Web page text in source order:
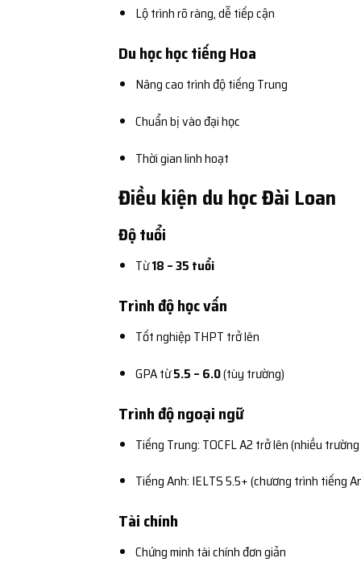
Lộ trình rõ ràng, dễ tiếp cận
Du học học tiếng Hoa
Nâng cao trình độ tiếng Trung
Chuẩn bị vào đại học
Thời gian linh hoạt
Điều kiện du học Đài Loan
Độ tuổi
Từ18 – 35 tuổi
Trình độ học vấn
Tốt nghiệp THPT trở lên
GPA từ5.5 – 6.0(tùy trường)
Trình độ ngoại ngữ
Tiếng Trung: TOCFL A2 trở lên (nhiều
Tiếng Anh: IELTS 5.5+ (chương trình tiếng
Tài chính
Chứng minh tài chính đơn giản